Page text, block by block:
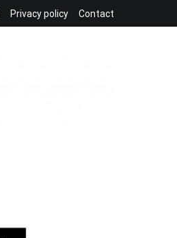
Privacy policy Contact